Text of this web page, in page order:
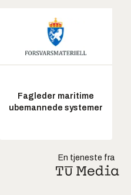
Fagleder maritime
ubemannede systemer
En tjeneste fra